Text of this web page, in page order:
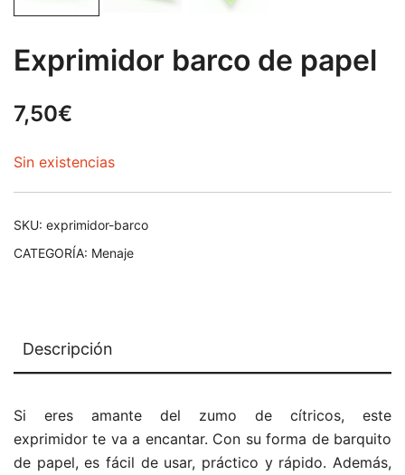
Exprimidor barco de papel
7,50€
Sin existencias
SKU: exprimidor-barco
CATEGORÍA: Menaje
Descripción
Si eres amante del zumo de cítricos, este
exprimidor te va a encantar. Con su forma de barquito
de papel, es fácil de usar, práctico y rápido. Además,